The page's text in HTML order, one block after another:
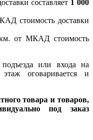
составляет 1 000
стоимость доставки
от МКАД стоимость
или входа на
оговаривается и
товара и товаров,
под заказ